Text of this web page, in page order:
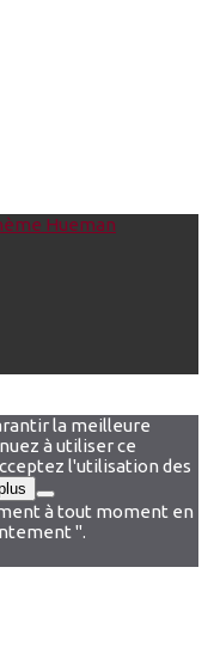
Hueman
la meilleure
à utiliser ce
l'utilisation des
à tout moment en
".